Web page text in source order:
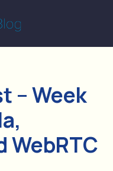
– Week
WebRTC